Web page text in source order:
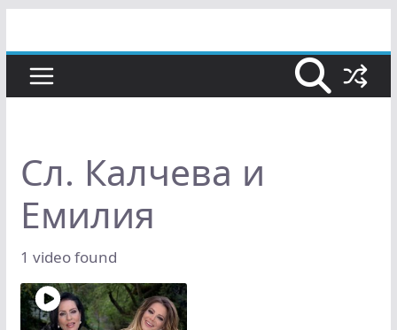
content
Сл. Калчева и
Емилия
1 video found